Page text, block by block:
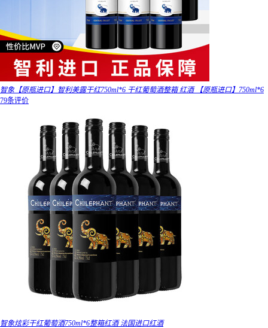
智象【原瓶进口】智利美露干红750ml*6 干红葡萄酒整箱 红酒 【原瓶进口】750ml*6
79条评价
智象炫彩干红葡萄酒750ml*6整箱红酒 法国进口红酒